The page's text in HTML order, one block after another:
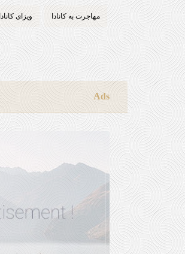
مهاجرت به کانادا ویزای کانادا
Ads